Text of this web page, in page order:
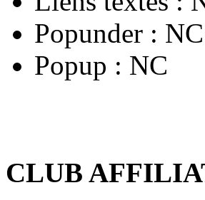
Popunder : NC
Popup : NC
CLUB